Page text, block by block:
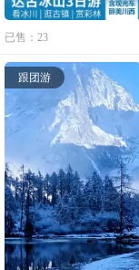
已售：23
跟团游